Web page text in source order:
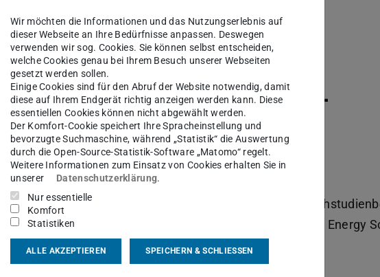
Verwaltung und Service
Zoghlami EP AyariDr.-Ing.
Energy Science and Engineering
Energy Science and Engineering,
and Engineering, Prüfungskommissionsangelegenheiten Energy
Anmeldung zur Abschlussarbeit
Wir möchten die Informationen und das Nutzungserlebnis auf
dieser Webseite an Ihre Bedürfnisse anpassen. Deswegen
verwenden wir sog. Cookies. Sie können selbst entscheiden,
welche Cookies genau bei Ihrem Besuch unserer Webseiten
gesetzt werden sollen.
Einige Cookies sind für den Abruf der Website notwendig, damit
diese auf Ihrem Endgerät richtig anzeigen werden kann. Diese
essentiellen Cookies können nicht abgewählt werden.
Der Komfort-Cookie speichert Ihre Spracheinstellung und
bevorzugte Suchmaschine, während „Statistik“ die Auswertung
durch die Open-Source-Statistik-Software „Matomo“ regelt.
Weitere Informationen zum Einsatz von Cookies erhalten Sie in
unserer
Datenschutzerklärung.
Nur essentielle
Komfort
Statistiken
ALLE AKZEPTIEREN SPEICHERN & SCHLIESSEN